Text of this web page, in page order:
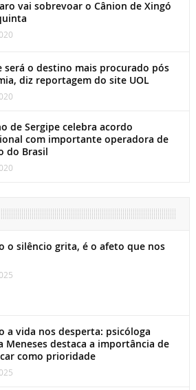
vai sobrevoar o Cânion de Xingó
será o destino mais procurado pós
diz reportagem do site UOL
de Sergipe celebra acordo
com importante operadora de
do Brasil
o silêncio grita, é o afeto que nos
a vida nos desperta: psicóloga
Meneses destaca a importância de
como prioridade